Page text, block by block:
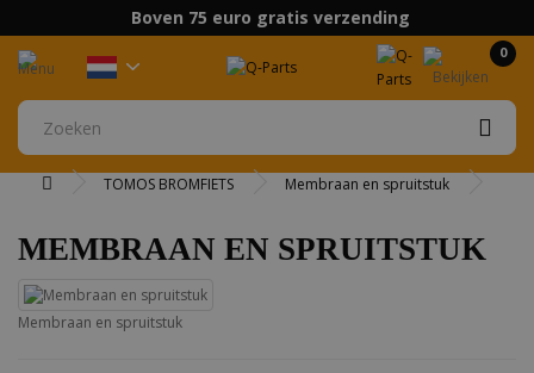
Boven 75 euro gratis verzending
0
TOMOS BROMFIETS Membraan en spruitstuk
MEMBRAAN EN SPRUITSTUK
Membraan en spruitstuk